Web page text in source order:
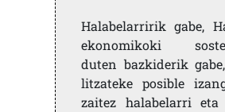
Halabelarririk gabe,
ekonomikoki
duten bazkiderik
litzateke posible
zaitez halabelarri eta